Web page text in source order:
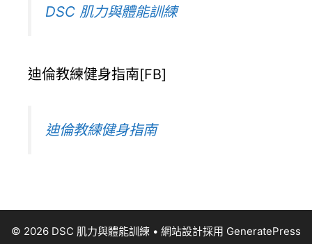
DSC 肌力與體能訓練
迪倫教練健身指南[FB]
迪倫教練健身指南
© 2026 DSC 肌力與體能訓練 • 網站設計採用 GeneratePress